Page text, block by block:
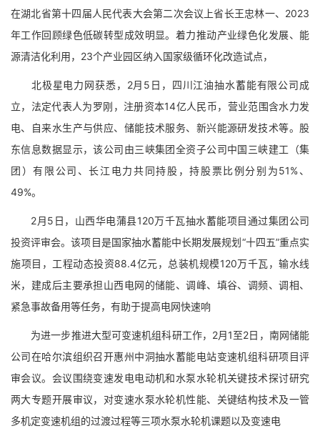
在湖北省第十四届人民代表大会第二次会议上省长王忠林一、2023
年工作回顾绿色低碳转型成效明显。着力推动产业绿色化发展、能
源清洁化利用，23个产业园区纳入国家级循环化改造试点，
北极星电力网获悉，2月5日，四川江油抽水蓄能有限公司成
立，法定代表人为罗刚，注册资本14亿人民币，营业范围含水力发
电、自来水生产与供应、储能技术服务、新兴能源研发技术等。股
东信息数据显示，该公司由三峡集团全资子公司中国三峡建工（集
团）有限公司、长江电力共同持股，持股票比例分别为51%、
49%。
2月5日，山西华电蒲县120万千瓦抽水蓄能项目通过集团公司
投资评审会。该项目是国家抽水蓄能中长期发展规划“十四五”重点实
施项目，工程动态投资88.4亿元，总装机规模120万千瓦，输水线
米，建成后主要承担山西电网的储能、调峰、填谷、调频、调相、
紧急事故备用等任务，有助于提高电网快速响
为进一步推进大型可变速机组科研工作，2月1至2日，南网储能
公司在哈尔滨组织召开惠州中洞抽水蓄能电站变速机组科研项目评
审会议。会议围绕变速发电电动机和水泵水轮机关键技术探讨研究
两大专题开展审议，对变速水泵水轮机性能、关键结构技术及一管
多机定变速机组的过渡过程等三项水泵水轮机课题以及变速电